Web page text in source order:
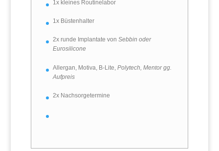
1x kleines Routinelabor
1x Büstenhalter
2x runde Implantate von Sebbin oder
Eurosilicone
Allergan, Motiva, B-Lite, Polytech, Mentor gg.
Aufpreis
2x Nachsorgetermine